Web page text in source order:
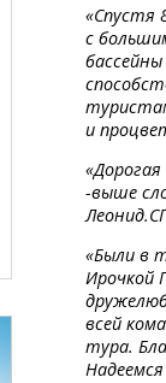
«Спустя
с
и
«Дорогая
-выше
«Были в
Ирочкой
всей
тура.